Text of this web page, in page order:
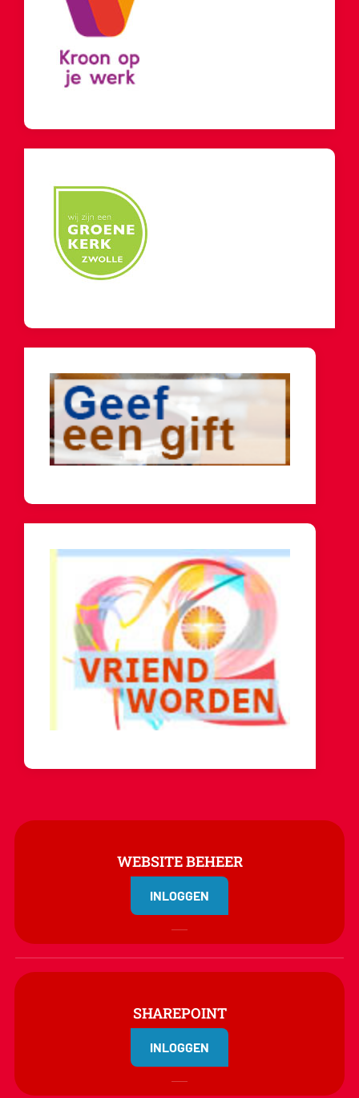
WEBSITE BEHEER
INLOGGEN
SHAREPOINT
INLOGGEN